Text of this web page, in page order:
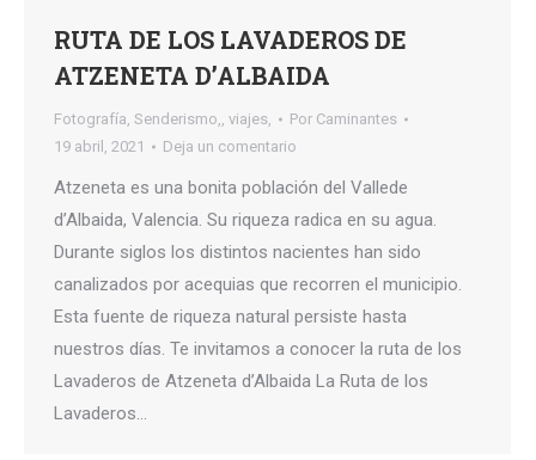
RUTA DE LOS LAVADEROS DE
ATZENETA D’ALBAIDA
Fotografía, Senderismo,, viajes, Por Caminantes
19 abril, 2021
Deja un comentario
Atzeneta es una bonita población del Vallede
d’Albaida, Valencia. Su riqueza radica en su agua.
Durante siglos los distintos nacientes han sido
canalizados por acequias que recorren el municipio.
Esta fuente de riqueza natural persiste hasta
nuestros días. Te invitamos a conocer la ruta de los
Lavaderos de Atzeneta d’Albaida La Ruta de los
Lavaderos…